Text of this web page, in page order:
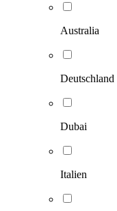
Australia
Deutschland
Dubai
Italien